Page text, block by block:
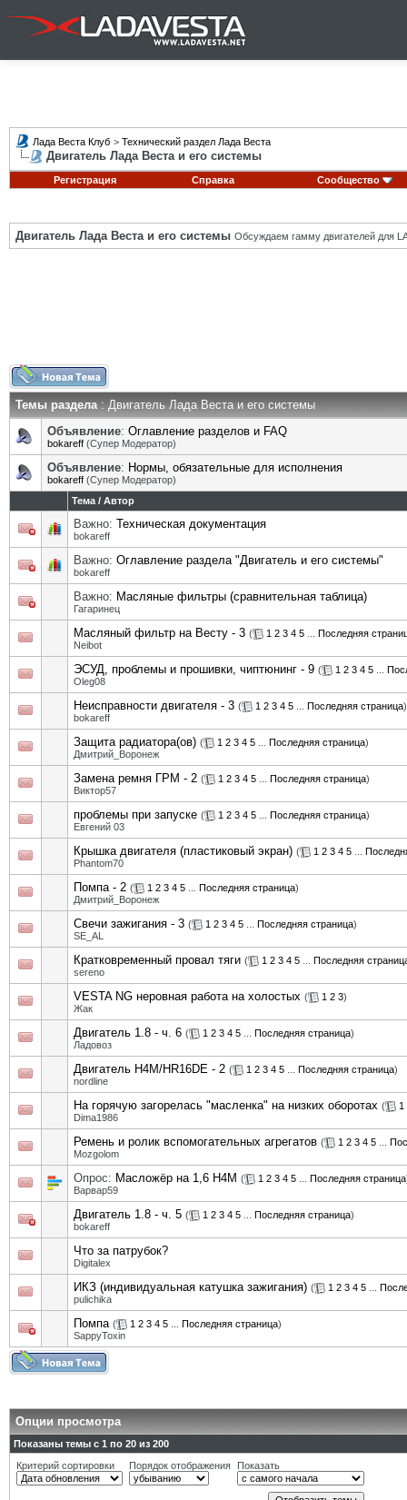
Лада Веста Клуб > Технический раздел Лада Веста
Двигатель Лада Веста и его системы
Регистрация Справка Сообщество
Двигатель Лада Веста и его системы Обсуждаем гамму двигателей для
Темы раздела: Двигатель Лада Веста и его системы
Объявление: Оглавление разделов и FAQ
bokareff (Супер Модератор)
Объявление: Нормы, обязательные для исполнения
bokareff (Супер Модератор)
Тема / Автор
Важно: Техническая документация
bokareff
Важно: Оглавление раздела "Двигатель и его системы"
bokareff
Важно: Масляные фильтры (сравнительная таблица)
Гагаринец
Масляный фильтр на Весту - 3 ( 1 2 3 4 5
Последняя
Neibot
ЭСУД, проблемы и прошивки, чиптюнинг - 9 ( 1 2 3 4 5
Oleg08
Неисправности двигателя - 3 ( 1 2 3 4 5 Последняя страница)
bokareff
Защита радиатора(ов) ( 1 2 3 4 5 Последняя страница)
Дмитрий_Воронеж
Замена ремня ГРМ - 2 ( 1 2 3 4 5 Последняя страница)
Виктор57
проблемы при запуске ( 1 2 3 4 5 Последняя страница)
Евгений 03
Крышка двигателя (пластиковый экран) ( 1 2 3 4 5
Phantom70
Помпа - 2 ( 1 2 3 4 5 Последняя страница)
Дмитрий_Воронеж
Свечи зажигания - 3 ( 1 2 3 4 5 Последняя страница)
SE_AL
Кратковременный провал тяги ( 1 2 3 4 5
Последняя
sereno
VESTA NG неровная работа на холостых ( 1 2 3)
Жак
Двигатель 1.8 - ч. 6 ( 1 2 3 4 5 Последняя страница)
Ладовоз
Двигатель H4M/HR16DE - 2 ( 1 2 3 4 5 Последняя страница)
nordline
На горячую загорелась "масленка" на низких оборотах (
1
Dima1986
Ремень и ролик вспомогательных агрегатов ( 1 2 3 4 5
Mozgolom
Опрос: Масложёр на 1,6 Н4М ( 1 2 3 4 5 Последняя страница
Варвар59
Двигатель 1.8 - ч. 5 ( 1 2 3 4 5 Последняя страница)
bokareff
Что за патрубок?
Digitalex
ИКЗ (индивидуальная катушка зажигания) ( 1 2 3 4 5
pulichika
Помпа ( 1 2 3 4 5 Последняя страница)
SappyToxin
Опции просмотра
Показаны темы с 1 по 20 из 200
Критерий сортировки
Порядок отображения Показать